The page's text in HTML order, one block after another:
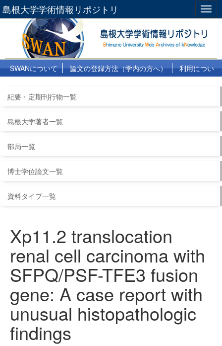
島根大学学術情報リポジトリ
SWANについて 論文の登録方法（学内の方へ）
利用につい
紀要・定期刊行物一覧
島根大学著者一覧
部局一覧
博士学位論文一覧
資料タイプ一覧
Xp11.2 translocation
renal cell carcinoma with
SFPQ/PSF-TFE3 fusion
gene: A case report with
unusual histopathologic
findings